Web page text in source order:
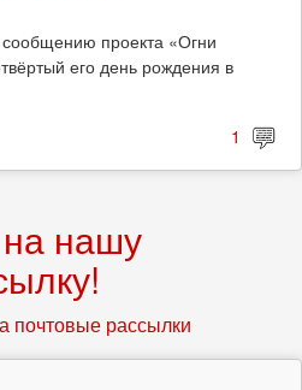
проекта «Огни
его день рождения в
1
нашу
почтовые рассылки